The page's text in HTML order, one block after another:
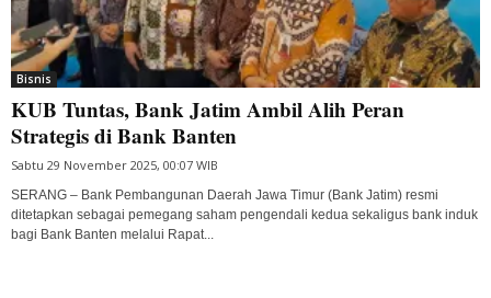
Bisnis
KUB Tuntas, Bank Jatim Ambil Alih Peran
Strategis di Bank Banten
Sabtu 29 November 2025, 00:07 WIB
SERANG – Bank Pembangunan Daerah Jawa Timur (Bank Jatim) resmi
ditetapkan sebagai pemegang saham pengendali kedua sekaligus bank induk
bagi Bank Banten melalui Rapat...